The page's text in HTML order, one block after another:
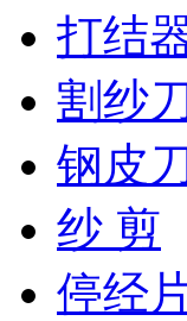
打结
割纱
钢皮
纱 剪
停经